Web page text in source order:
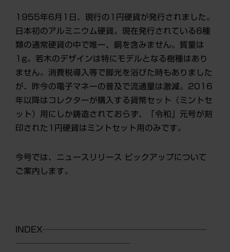
1955年6月1日 、現行の 1 円硬貨が発行されました。
日本初のアルミニウム硬貨。現在発行されている6種
類の通常硬貨の中で唯一、銅を含みません。質量は
1g。若木のデザインは特にモデルとなる樹種はあり
ません。消費税導入等で脚光を浴びた時もありました
が、昨今の電子マネーの普及で流通量は激減。2016
年以降はコレクターが購入する貨幣セット（ミントセ
ット）用にしか鋳造されておらず、「令和」元号が刻
印された1円硬貨はミントセット用のみです。
今号では、
ニュースリリース ピックアップについて
ご案内します。
INDEX────────────────────
──────────────